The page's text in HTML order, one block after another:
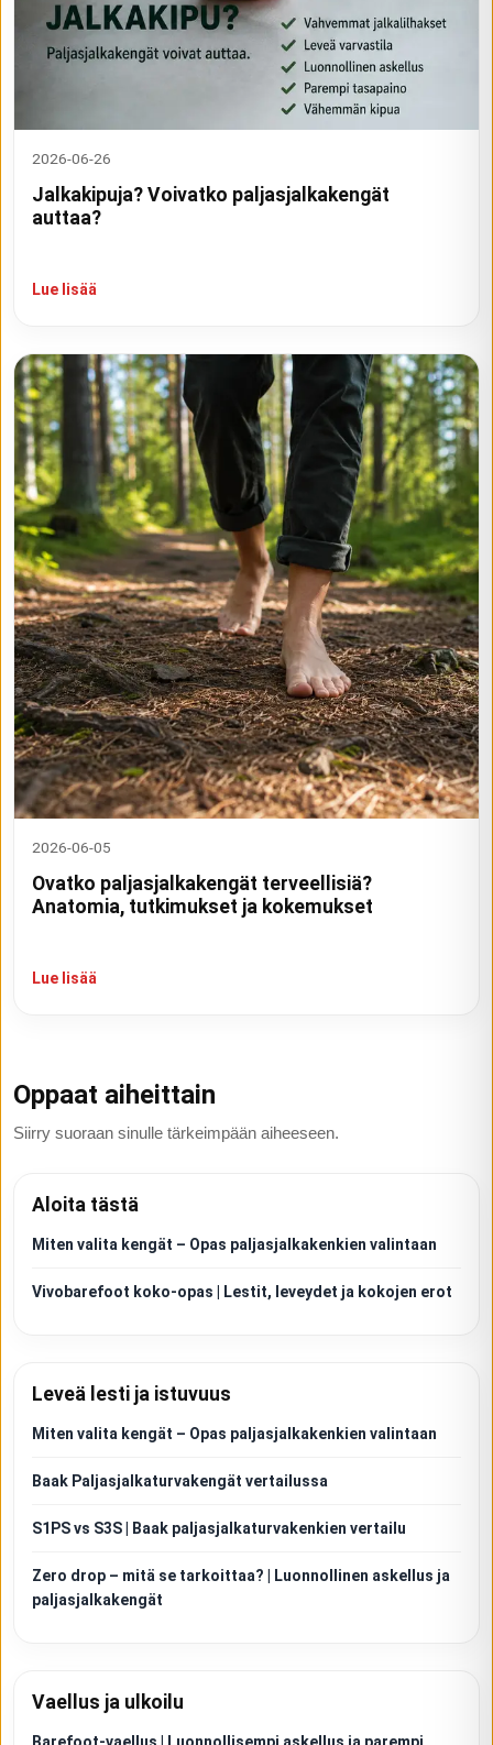
2026-06-26
Jalkakipuja? Voivatko paljasjalkakengät
auttaa?
Lue lisää
2026-06-05
Ovatko paljasjalkakengät terveellisiä?
Anatomia, tutkimukset ja kokemukset
Lue lisää
Oppaat aiheittain
Siirry suoraan sinulle tärkeimpään aiheeseen.
Aloita tästä
Miten valita kengät – Opas paljasjalkakenkien valintaan
Vivobarefoot koko-opas | Lestit, leveydet ja kokojen erot
Leveä lesti ja istuvuus
Miten valita kengät – Opas paljasjalkakenkien valintaan
Baak Paljasjalkaturvakengät vertailussa
S1PS vs S3S | Baak paljasjalkaturvakenkien vertailu
Zero drop – mitä se tarkoittaa? | Luonnollinen askellus ja
paljasjalkakengät
Vaellus ja ulkoilu